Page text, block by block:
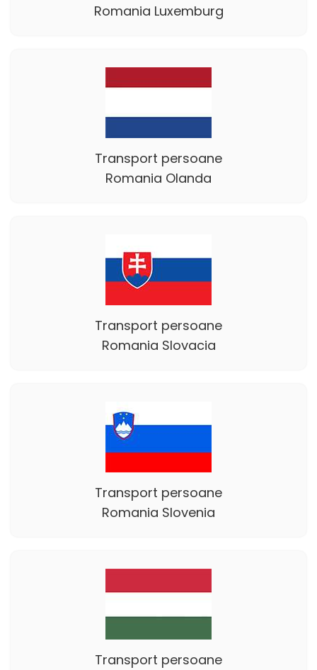
Romania Luxemburg
Transport persoane
Romania Olanda
Transport persoane
Romania Slovacia
Transport persoane
Romania Slovenia
Transport persoane